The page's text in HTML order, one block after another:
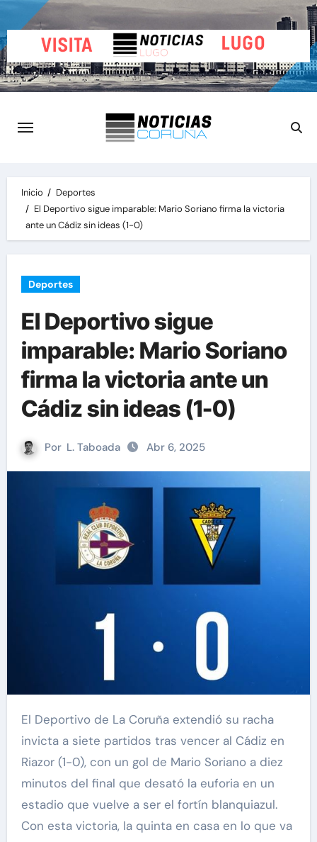
al
contenido
Inicio
Deportes
El Deportivo sigue imparable: Mario Soriano firma la victoria
ante un Cádiz sin ideas (1-0)
Deportes
El Deportivo sigue
imparable: Mario Soriano
firma la victoria ante un
Cádiz sin ideas (1-0)
Por L. Taboada Abr 6, 2025
El Deportivo de La Coruña extendió su racha
invicta a siete partidos tras vencer al Cádiz en
Riazor (1-0), con un gol de Mario Soriano a diez
minutos del final que desató la euforia en un
estadio que vuelve a ser el fortín blanquiazul.
Con esta victoria, la quinta en casa en lo que va